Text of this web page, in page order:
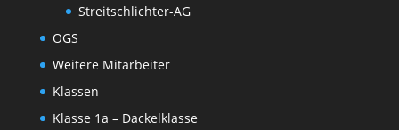
Streitschlichter-AG
OGS
Weitere Mitarbeiter
Klassen
Klasse 1a – Dackelklasse